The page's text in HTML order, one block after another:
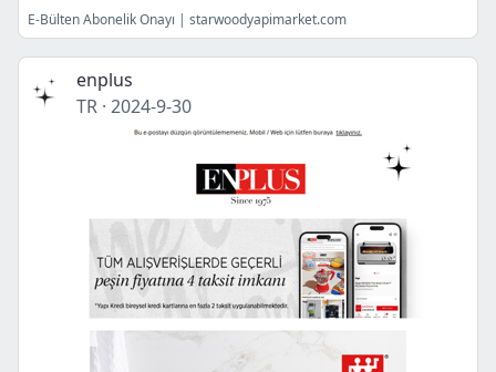
E-Bülten Abonelik Onayı | starwoodyapimarket.com
enplus
TR · 2024-9-30